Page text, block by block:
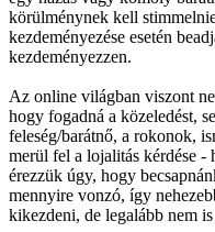
körülménynek kell
kezdeményezése esetén
kezdeményezzen.
Az online világban viszont
hogy fogadná a közeledést,
feleség/barátnő, a rokonok,
merül fel a lojalitás kérdése -
érezzük úgy, hogy
mennyire vonzó, így
kikezdeni, de legalább nem